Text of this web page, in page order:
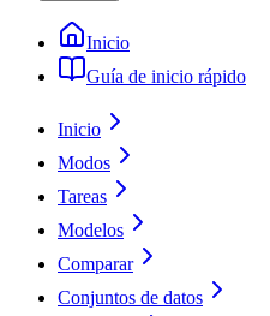
Inicio
Guía de inicio rápido
Inicio
Modos
Tareas
Modelos
Comparar
Conjuntos de datos